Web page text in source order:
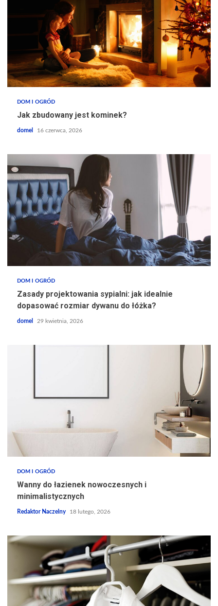
DOM I OGRÓD
Jak zbudowany jest kominek?
domel 16 czerwca, 2026
DOM I OGRÓD
Zasady projektowania sypialni: jak idealnie
dopasować rozmiar dywanu do łóżka?
domel 29 kwietnia, 2026
DOM I OGRÓD
Wanny do łazienek nowoczesnych i
minimalistycznych
Redaktor Naczelny 18 lutego, 2026